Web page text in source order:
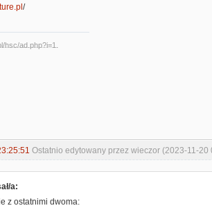
/
Ostatnio edytowany przez wieczor (2023-11-20
a:
z ostatnimi dwoma: